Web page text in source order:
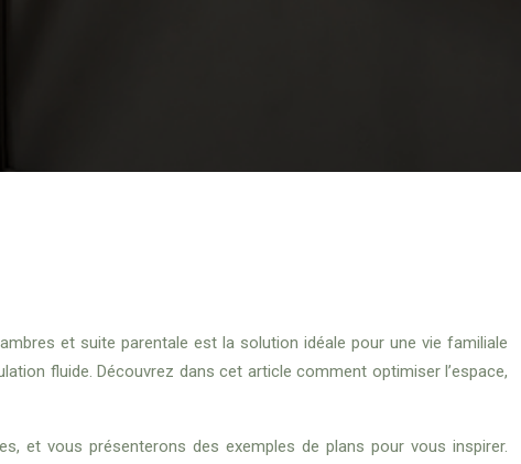
et suite parentale est la solution idéale pour une vie familiale
fluide. Découvrez dans cet article comment optimiser l’espace,
et vous présenterons des exemples de plans pour vous inspirer.